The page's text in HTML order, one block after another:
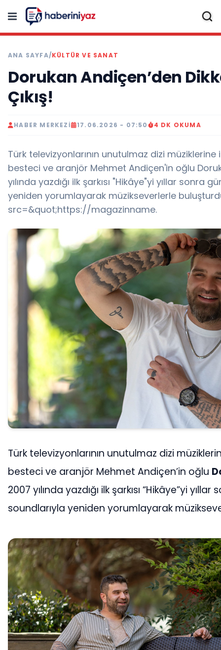
ANA SAYFA/KÜLTÜR VE SANAT
Dorukan Andiçen’den
Çıkış!
HABER MERKEZI 17.06.2026 - 07:50 4 DK OKUMA
Türk televizyonlarının unutulmaz dizi
besteci ve aranjör Mehmet Andiçen'in oğlu
yılında yazdığı ilk şarkısı "Hikâye"yi yıllar sonra
yeniden yorumlayarak müzikseverlerle
src=&quot;https://magazinname.
Türk televizyonlarının unutulmaz dizi
besteci ve aranjör Mehmet Andiçen’in oğlu
2007 yılında yazdığı ilk şarkısı “Hikâye”yi
soundlarıyla yeniden yorumlayarak